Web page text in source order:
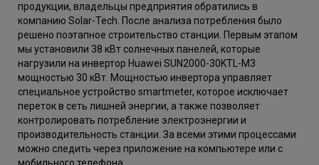
продукции, владельцы предприятия обратились в
компанию Solar-Tech. После анализа потребления было
решено поэтапное строительство станции. Первым этапом
мы установили 38 кВт солнечных панелей, которые
нагрузили на инвертор Huawei SUN2000-30KTL-M3
мощностью 30 кВт. Мощностью инвертора управляет
специальное устройство smartmeter, которое исключает
переток в сеть лишней энергии, а также позволяет
контролировать потребление электроэнергии и
производительность станции. За всеми этими процессами
можно следить через приложение на компьютере или с